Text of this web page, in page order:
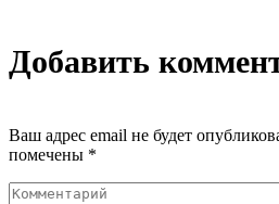
Добавить
Ваш адрес email не будет
помечены *